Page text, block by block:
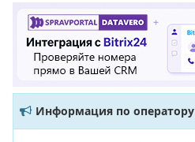
Информация по оператору